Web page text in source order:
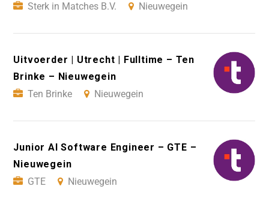
Sterk in Matches B.V.
Nieuwegein
Uitvoerder | Utrecht | Fulltime – Ten
Brinke – Nieuwegein
Ten Brinke
Nieuwegein
Junior AI Software Engineer – GTE –
Nieuwegein
GTE
Nieuwegein